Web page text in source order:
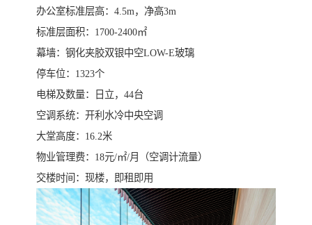
办公室标准层高：4.5m，净高3m
标准层面积：1700-2400㎡
幕墙：钢化夹胶双银中空LOW-E玻璃
停车位：1323个
电梯及数量：日立，44台
空调系统：开利水冷中央空调
大堂高度：16.2米
物业管理费：18元/㎡/月（空调计流量）
交楼时间：现楼，即租即用